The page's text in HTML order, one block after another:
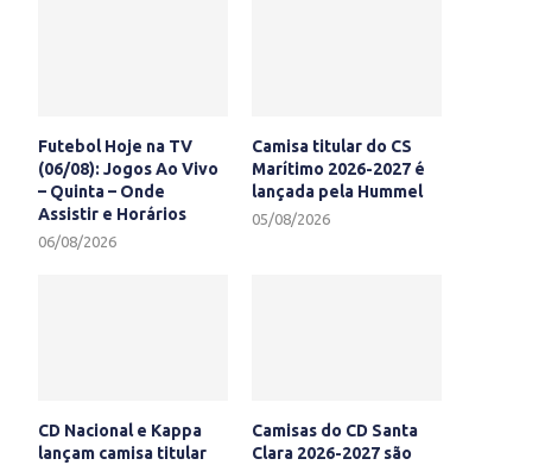
Futebol Hoje na TV
(06/08): Jogos Ao Vivo
– Quinta – Onde
Assistir e Horários
06/08/2026
Camisa titular do CS
Marítimo 2026-2027 é
lançada pela Hummel
05/08/2026
CD Nacional e Kappa
lançam camisa titular
Camisas do CD Santa
Clara 2026-2027 são